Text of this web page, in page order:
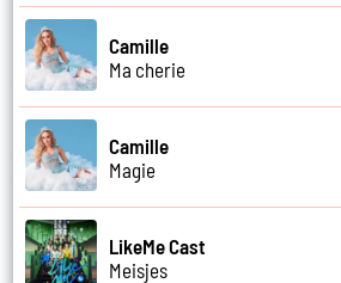
Camille
Ma cherie
Camille
Magie
LikeMe Cast
Meisjes